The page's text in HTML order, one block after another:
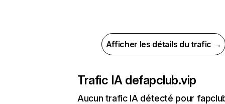
Afficher les détails du trafic →
Trafic IA defapclub.vip
Aucun trafic IA détecté pour